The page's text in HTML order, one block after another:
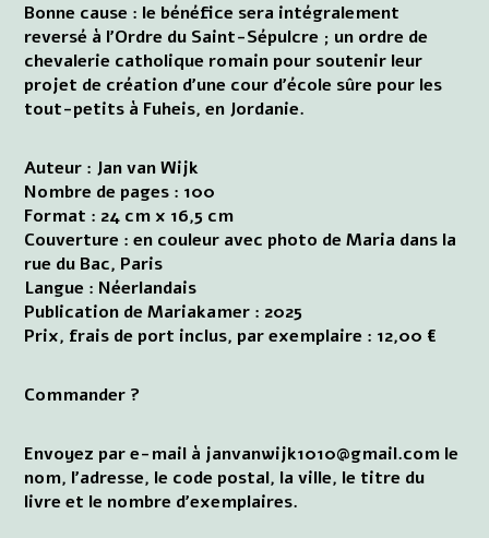
Bonne cause : le bénéfice sera intégralement
reversé à l'Ordre du Saint-Sépulcre ; un ordre de
chevalerie catholique romain pour soutenir leur
projet de création d'une cour d'école sûre pour les
tout-petits à Fuheis, en Jordanie.
Auteur : Jan van Wijk
Nombre de pages : 100
Format : 24 cm x 16,5 cm
Couverture : en couleur avec photo de Maria dans la
rue du Bac, Paris
Langue : Néerlandais
Publication de Mariakamer : 2025
Prix, frais de port inclus, par exemplaire : 12,00 €
Commander ?
Envoyez par e-mail à janvanwijk1010@gmail.com le
nom, l'adresse, le code postal, la ville, le titre du
livre et le nombre d'exemplaires.